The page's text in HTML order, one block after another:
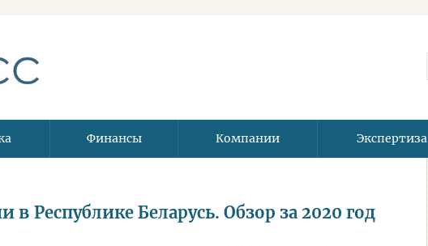
Финансы Компании Экспертиза
Республике Беларусь. Обзор за 2020 год